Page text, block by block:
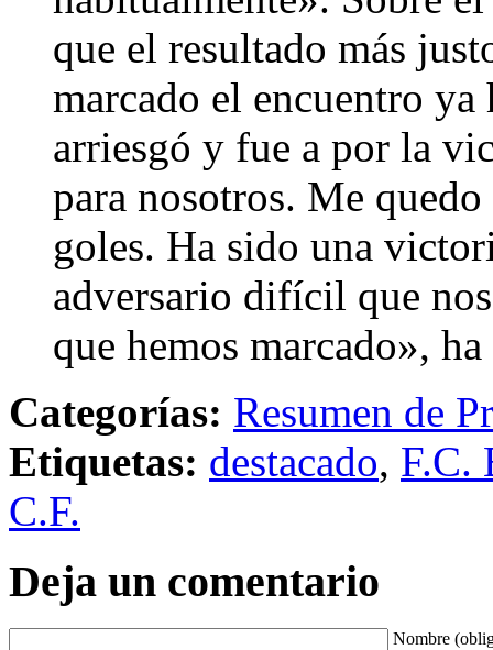
que el resultado más
marcado el encuentro
arriesgó y fue a por la
para nosotros. Me
goles. Ha sido una
adversario difícil que
que hemos marcado»,
Categorías: Resumen de
Etiquetas: destacado, F.C.
C.F.
Deja un comentario
Nombre